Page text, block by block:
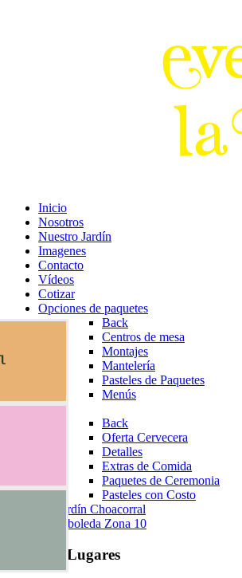
Inicio
Nosotros
Nuestro Jardín
Imagenes
Contacto
Vídeos
Cotizar
Opciones de paquetes
Back
Centros de mesa
Montajes
Mantelería
Pasteles de Paquetes
Menús
Extra
Back
Oferta Cervecera
Detalles
Extras de Comida
Paquetes de Ceremonia
Pasteles con Costo
Ir a jardín Choacorral
La Arboleda Zona 10
Nuestros Lugares